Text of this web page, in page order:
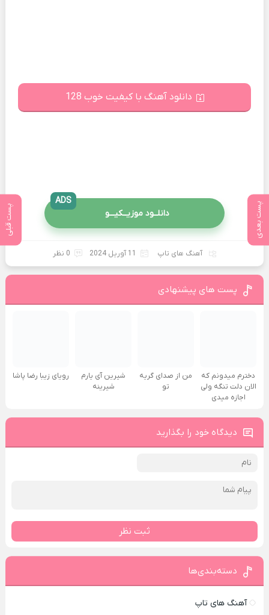
پست بعدی پست قبلی
دانلود آهنگ با کیفیت خوب 128
دانلــود موزیــکیـــو
ADS
آهنگ های تاپ 11 آوریل 2024 0 نظر
پست های پیشنهادی
دخترم میدونم که
الان دلت تنگه ولی
اجازه میدی
من از صدای گريه
تو
شیرین آی یارم
شیرینه
رویای زیبا رضا پاشا
دیدگاه خود را بگذارید
ثبت نظر
دسته‌بندی‌ها
آهنگ های تاپ